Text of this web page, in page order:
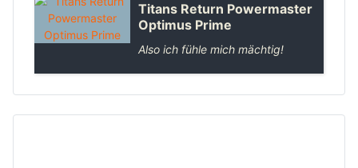
Titans Return Powermaster
Optimus Prime
Also ich fühle mich mächtig!